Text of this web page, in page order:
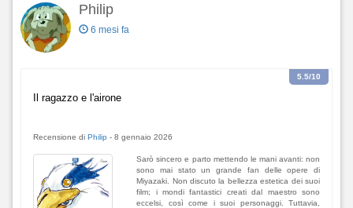
Philip
6 mesi fa
Il ragazzo e l'airone
5.5/10
Recensione di Philip - 8 gennaio 2026
Sarò sincero e parto mettendo le mani avanti: non
sono mai stato un grande fan delle opere di
Miyazaki. Non discuto la bellezza estetica dei suoi
film; i mondi fantastici creati dal maestro sono
eccelsi, così come i suoi personaggi. Tuttavia,